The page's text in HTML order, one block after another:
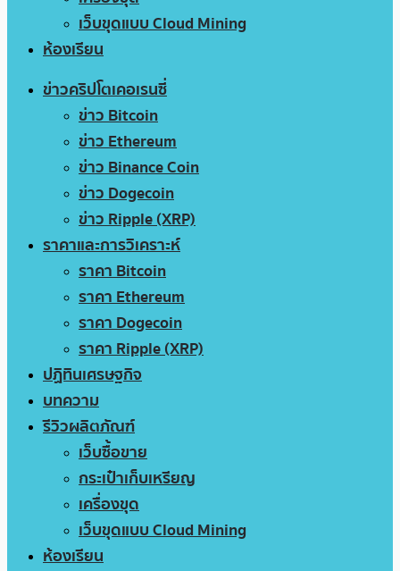
เว็บขุดแบบ Cloud Mining
ห้องเรียน
ข่าวคริปโตเคอเรนซี่
ข่าว Bitcoin
ข่าว Ethereum
ข่าว Binance Coin
ข่าว Dogecoin
ข่าว Ripple (XRP)
ราคาและการวิเคราะห์
ราคา Bitcoin
ราคา Ethereum
ราคา Dogecoin
ราคา Ripple (XRP)
ปฏิทินเศรษฐกิจ
บทความ
รีวิวผลิตภัณฑ์
เว็บซื้อขาย
กระเป๋าเก็บเหรียญ
เครื่องขุด
เว็บขุดแบบ Cloud Mining
ห้องเรียน